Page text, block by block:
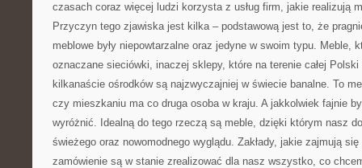
czasach coraz więcej ludzi korzysta z usług firm, jakie realizują
Przyczyn tego zjawiska jest kilka – podstawową jest to, że
meblowe były niepowtarzalne oraz jedyne w swoim typu. Meble,
oznaczane sieciówki, inaczej sklepy, które na terenie całej
kilkanaście ośrodków są najzwyczajniej w świecie banalne. To
czy mieszkaniu ma co druga osoba w kraju. A jakkolwiek fajnie
wyróżnić. Idealną do tego rzeczą są meble, dzięki którym nasz
świeżego oraz nowomodnego wyglądu. Zakłady, jakie zajmują
zamówienie są w stanie zrealizować dla nasz wszystko, co